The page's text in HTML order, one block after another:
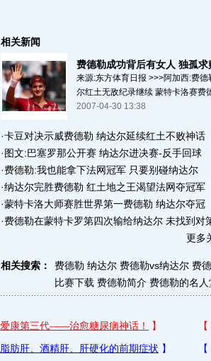
相关新闻
费德勒成功背后有女人 独孤
来源:东方体育日报 >>>阿加西:费
尔红土无敌纪录继续 蒙特卡洛赛费
2007-04-30 13:38
·卡豆对决示威费德勒 纳达尔延续红土不败神话
·图文:巴塞罗那公开赛 纳达尔进决赛-反手回球
·费德勒:我也能拿下法网冠军 只要别碰纳达尔
·纳达尔完胜费德勒 红土地之王渴望法网夺冠军
·蒙特卡洛大师赛胜世界第一费德勒 纳达尔夺冠
·费德勒在蒙特卡罗第四次输给纳达尔 未找到对
更多
相关搜索： 费德勒 纳达尔 费德勒vs纳达尔 费
比赛下载 费德勒简介 费德勒的名